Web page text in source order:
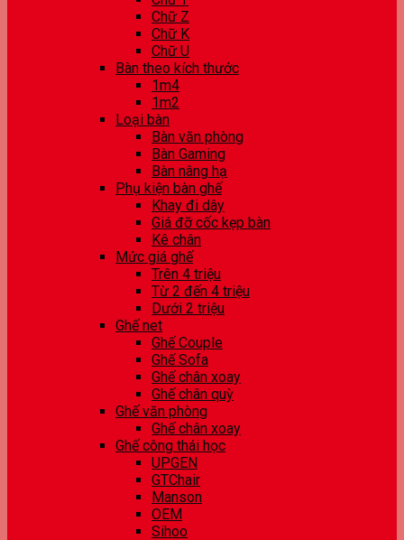
Chữ Z
Chữ K
Chữ U
Bàn theo kích thước
1m4
1m2
Loại bàn
Bàn văn phòng
Bàn Gaming
Bàn nâng hạ
Phụ kiện bàn ghế
Khay đi dây
Giá đỡ cốc kẹp bàn
Kê chân
Mức giá ghế
Trên 4 triệu
Từ 2 đến 4 triệu
Dưới 2 triệu
Ghế net
Ghế Couple
Ghế Sofa
Ghế chân xoay
Ghế chân quỳ
Ghế văn phòng
Ghế chân xoay
Ghế công thái học
UPGEN
GTChair
Manson
OEM
Sihoo